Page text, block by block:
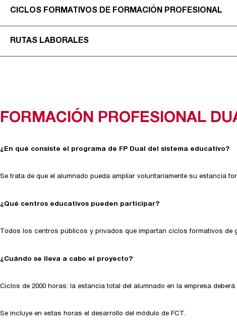
CICLOS FORMATIVOS DE FORMACIÓN PROFESIONAL
RUTAS LABORALES
FORMACIÓN PROFESIONAL
¿En qué consiste el programa de FP Dual del sistema educativo?
Se trata de que el alumnado pueda ampliar voluntariamente su estancia
¿Qué centros educativos pueden participar?
Todos los centros públicos y privados que impartan ciclos formativos de
¿Cuándo se lleva a cabo el proyecto?
Ciclos de 2000 horas: la estancia total del alumnado en la empresa
Se incluye en estas horas el desarrollo del módulo de FCT.